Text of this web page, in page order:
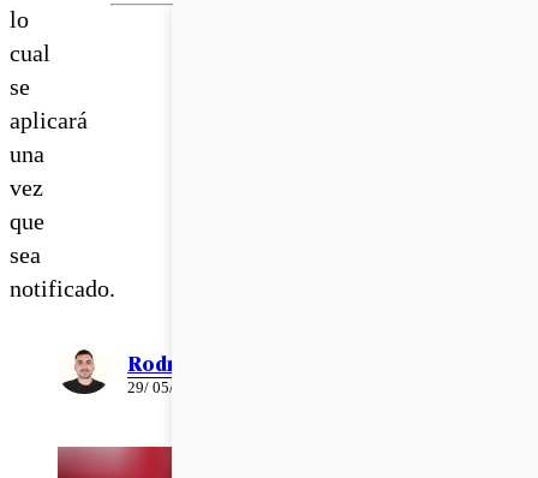
lo
cual
se
aplicará
una
vez
que
sea
notificado.
Rodrigo León
29/ 05/ 2026